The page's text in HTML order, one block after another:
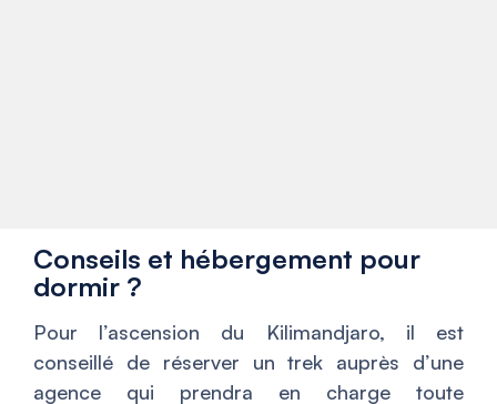
Conseils et hébergement pour
dormir ?
Pour l’ascension du Kilimandjaro, il est
conseillé de réserver un trek auprès d’une
agence qui prendra en charge toute